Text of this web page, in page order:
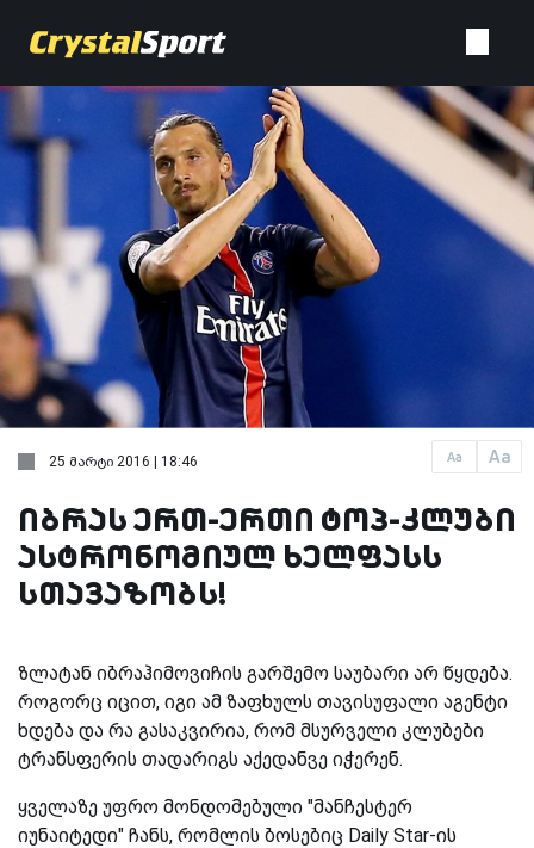
Aa Aa
25 მარტი 2016 | 18:46
იბრას ერთ-ერთი ტოპ-კლუბი
ასტრონომიულ ხელფასს
სთავაზობს!
ზლატან იბრაჰიმოვიჩის გარშემო საუბარი არ წყდება.
როგორც იცით, იგი ამ ზაფხულს თავისუფალი აგენტი
ხდება და რა გასაკვირია, რომ მსურველი კლუბები
ტრანსფერის თადარიგს აქედანვე იჭერენ.
ყველაზე უფრო მონდომებული "მანჩესტერ
იუნაიტედი" ჩანს, რომლის ბოსებიც Daily Star-ის